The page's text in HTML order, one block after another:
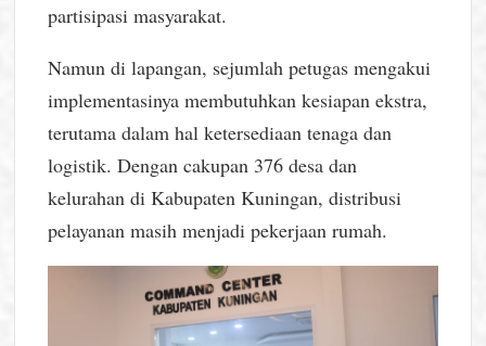
partisipasi masyarakat.
Namun di lapangan, sejumlah petugas mengakui
implementasinya membutuhkan kesiapan ekstra,
terutama dalam hal ketersediaan tenaga dan
logistik. Dengan cakupan 376 desa dan
kelurahan di Kabupaten Kuningan, distribusi
pelayanan masih menjadi pekerjaan rumah.